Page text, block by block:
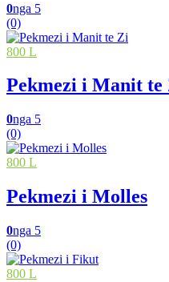
0nga 5
(0)
800 L
Pekmezi i Manit te
0nga 5
(0)
800 L
Pekmezi i Molles
0nga 5
(0)
800 L